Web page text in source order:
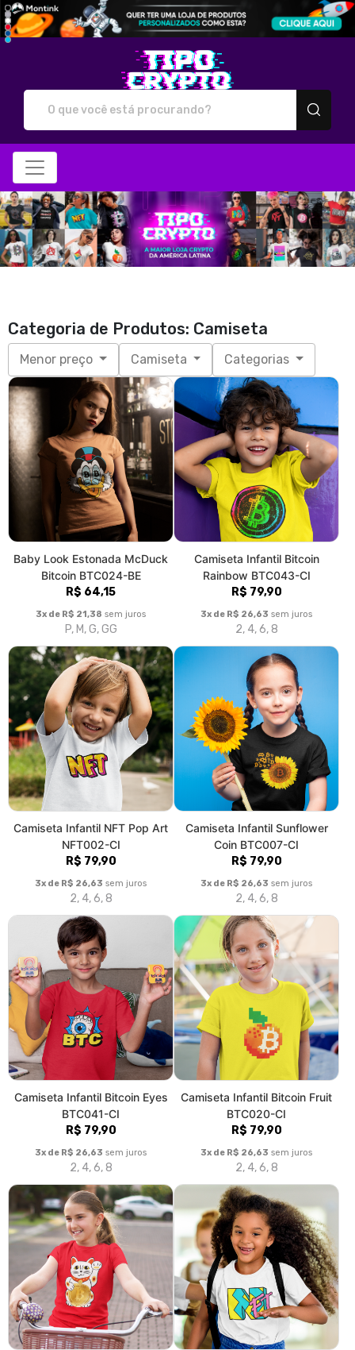
Categoria de Produtos: Camiseta
Menor preço Camiseta Categorias
Baby Look Estonada McDuck
Bitcoin BTC024-BE
R$ 64,15
3x de R$ 21,38 sem juros
P, M, G, GG
Camiseta Infantil Bitcoin
Rainbow BTC043-CI
R$ 79,90
3x de R$ 26,63 sem juros
2, 4, 6, 8
Camiseta Infantil NFT Pop Art
NFT002-CI
R$ 79,90
3x de R$ 26,63 sem juros
2, 4, 6, 8
Camiseta Infantil Sunflower
Coin BTC007-CI
R$ 79,90
3x de R$ 26,63 sem juros
2, 4, 6, 8
Camiseta Infantil Bitcoin Eyes
BTC041-CI
R$ 79,90
3x de R$ 26,63 sem juros
2, 4, 6, 8
Camiseta Infantil Bitcoin Fruit
BTC020-CI
R$ 79,90
3x de R$ 26,63 sem juros
2, 4, 6, 8